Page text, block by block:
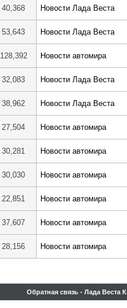
40,368 Новости Лада Веста
53,643 Новости Лада Веста
128,392 Новости автомира
32,083 Новости Лада Веста
38,962 Новости Лада Веста
27,504 Новости автомира
30,281 Новости автомира
30,030 Новости автомира
22,851 Новости автомира
37,607 Новости автомира
28,156 Новости автомира
Обратная связь - Лада Веста